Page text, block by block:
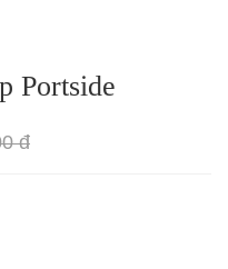
Portside
đ